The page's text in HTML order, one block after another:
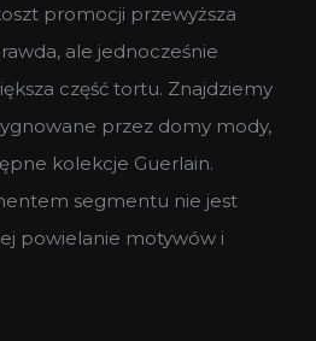
promocji przewyższa
ale jednocześnie
część tortu. Znajdziemy
przez domy mody,
kolekcje Guerlain.
segmentu nie jest
powielanie motywów i